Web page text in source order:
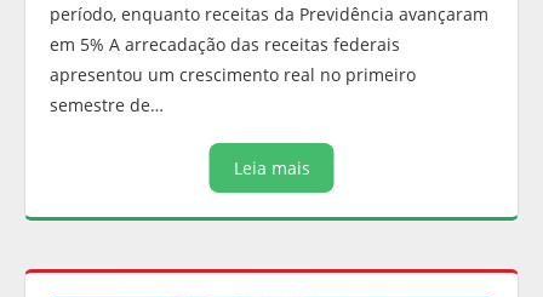
período, enquanto receitas da Previdência avançaram
em 5% A arrecadação das receitas federais
apresentou um crescimento real no primeiro
semestre de…
Leia mais